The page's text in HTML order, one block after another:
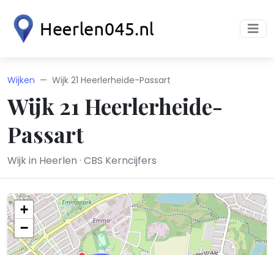
Wijken Wijk 21 Heerlerheide-Passart
Wijk 21 Heerlerheide-
Passart
Wijk in Heerlen · CBS Kerncijfers
+
−